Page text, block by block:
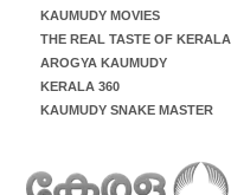
KAUMUDY MOVIES
THE REAL TASTE OF KERALA
AROGYA KAUMUDY
KERALA 360
KAUMUDY SNAKE MASTER